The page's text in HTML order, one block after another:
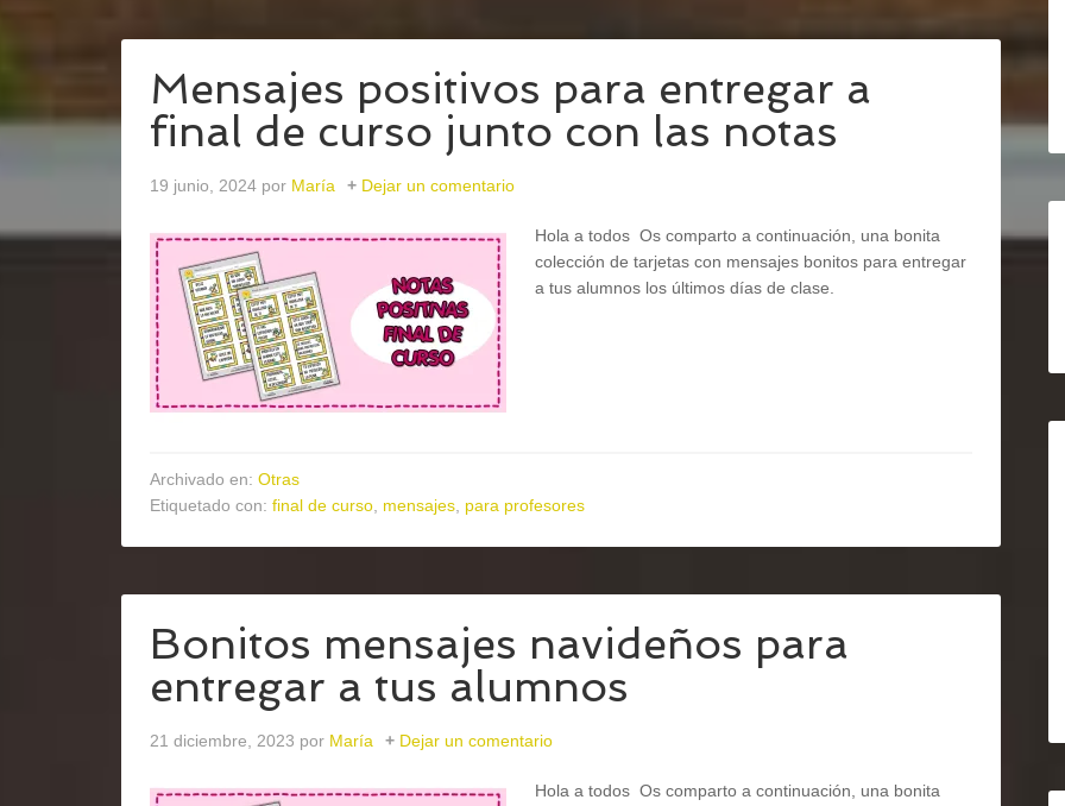
Mensajes positivos para entregar a
final de curso junto con las notas
19 junio, 2024 por María Dejar un comentario
Hola a todos Os comparto a continuación, una bonita
colección de tarjetas con mensajes bonitos para entregar
a tus alumnos los últimos días de clase.
Archivado en: Otras
Etiquetado con: final de curso mensajes para profesores
Bonitos mensajes navideños para
entregar a tus alumnos
21 diciembre, 2023 por María Dejar un comentario
Hola a todos Os comparto a continuación, una bonita